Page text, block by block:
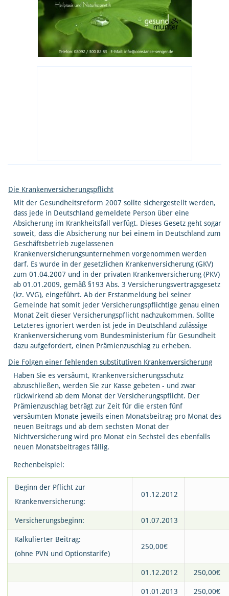
Die Krankenversicherungspflicht
Mit der Gesundheitsreform 2007 sollte sichergestellt werden,
dass jede in Deutschland gemeldete Person über eine
Absicherung im Krankheitsfall verfügt. Dieses Gesetz geht sogar
soweit, dass die Absicherung nur bei einem in Deutschland zum
Geschäftsbetrieb zugelassenen
Krankenversicherungsunternehmen vorgenommen werden
darf. Es wurde in der gesetzlichen Krankenversicherung (GKV)
zum 01.04.2007 und in der privaten Krankenversicherung (PKV)
ab 01.01.2009, gemäß §193 Abs. 3 Versicherungsvertragsgesetz
(kz. VVG), eingeführt. Ab der Erstanmeldung bei seiner
Gemeinde hat somit jeder Versicherungspflichtige genau einen
Monat Zeit dieser Versicherungspflicht nachzukommen. Sollte
Letzteres ignoriert werden ist jede in Deutschland zulässige
Krankenversicherung vom Bundesministerium für Gesundheit
dazu aufgefordert, einen Prämienzuschlag zu erheben.
Die Folgen einer fehlenden substitutiven Krankenversicherung
Haben Sie es versäumt, Krankenversicherungsschutz
abzuschließen, werden Sie zur Kasse gebeten - und zwar
rückwirkend ab dem Monat der Versicherungspflicht. Der
Prämienzuschlag beträgt zur Zeit für die ersten fünf
versäumten Monate jeweils einen Monatsbeitrag pro Monat des
neuen Beitrags und ab dem sechsten Monat der
Nichtversicherung wird pro Monat ein Sechstel des ebenfalls
neuen Monatsbeitrages fällig.
Rechenbeispiel:
Beginn der Pflicht zur
Krankenversicherung:
01.12.2012
Versicherungsbeginn: 01.07.2013
Kalkulierter Beitrag:
(ohne PVN und Optionstarife)
250,00€
01.12.2012 250,00€
01.01.2013 250,00€